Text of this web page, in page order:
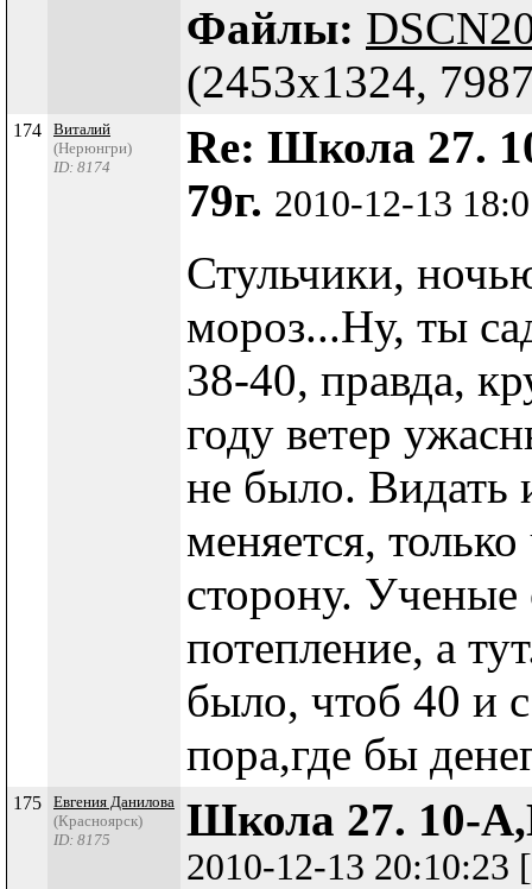
Файлы:
(2453x1324,
174
Виталий
(Нерюнгри)
ID: 8174
Re: Школа 27.
79г. 2010-12-13
Стульчики,
мороз...Ну, ты
38-40, правда,
году ветер
не было. Видать
меняется,
сторону.
потепление, а
было, чтоб 40 и
пора,где бы
175
Евгения Данилова
(Красноярск)
ID: 8175
Школа 27. 10-
2010-12-13 20:10:23